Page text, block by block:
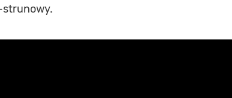
strunowy.